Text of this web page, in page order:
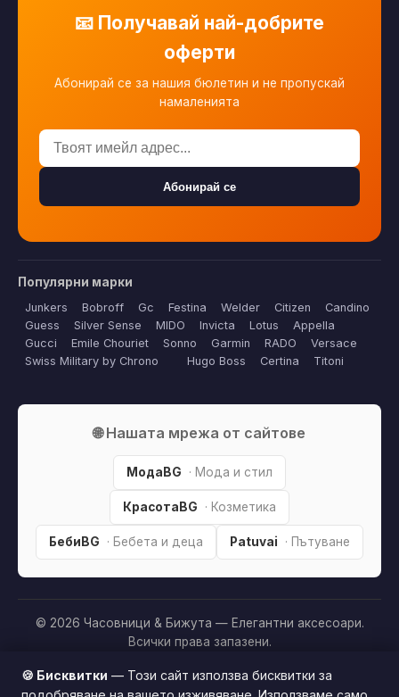
📧 Получавай най-добрите
оферти
Абонирай се за нашия бюлетин и не пропускай
намаленията
Абонирай се
Популярни марки
Junkers Bobroff Gc Festina Welder Citizen
Candino
Guess
Silver Sense MIDO Invicta Lotus
Appella
Gucci
Emile Chouriet Sonno Garmin RADO
Versace
Swiss Military by Chrono
Hugo Boss Certina Titoni
🌐 Нашата мрежа от сайтове
МодаBG · Мода и стил
КрасотаBG · Козметика
БебиBG · Бебета и деца Patuvai · Пътуване
© 2026 Часовници & Бижута — Елегантни аксесоари.
Всички права запазени.
Партньорско разкриване:
Този сайт е независим и
съдържа партньорски (affiliate) линкове. Когато купите
🍪 Бисквитки — Този сайт използва бисквитки за